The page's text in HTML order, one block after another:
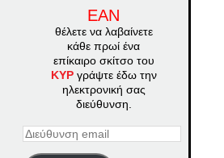
ΕΑΝ
θέλετε να λαβαίνετε
κάθε πρωί ένα
επίκαιρο σκίτσο του
ΚΥΡγράψτε έδω την
ηλεκτρονική σας
διεύθυνση.
Διεύθυνση